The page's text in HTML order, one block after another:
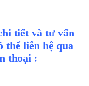
tiết và tư vấn
thể liên hệ qua
thoại :